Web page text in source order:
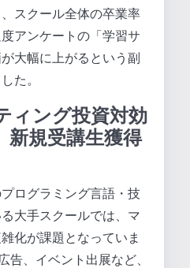
スクール全体の卒業率
アンケートの「学習サ
大幅に上がるという副
た。
ィング投資対効
新規受講生獲得
ログラミング言語・技
大手スクールでは、マ
化が課題となっていま
告、イベント出展など、